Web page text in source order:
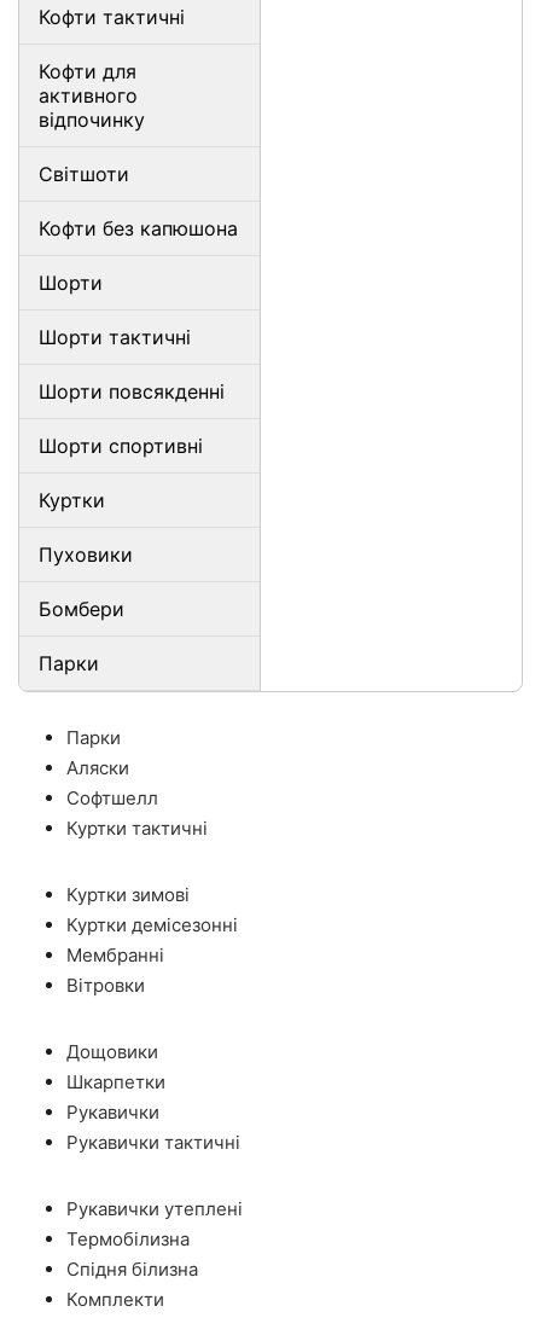
Кофти тактичні
Кофти для
активного
відпочинку
Світшоти
Кофти без капюшона
Шорти
Шорти тактичні
Шорти повсякденні
Шорти спортивні
Куртки
Пуховики
Бомбери
Парки
Парки
Аляски
Софтшелл
Куртки тактичні
Куртки зимові
Куртки демісезонні
Мембранні
Вітровки
Дощовики
Шкарпетки
Рукавички
Рукавички тактичні
Рукавички утеплені
Термобілизна
Спідня білизна
Комплекти